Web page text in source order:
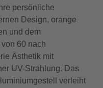
persönliche
Design, orange
und dem
60 nach
Ästhetik mit
UV-Strahlung. Das
verleiht